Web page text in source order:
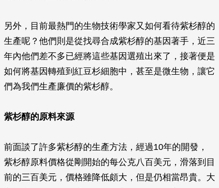
另外，目前最熱門的生物技術學家又如何看待紫杉醇的
生產呢？他們則是從找尋合成紫杉醇的基因著手，近三
年內他們差不多已經將這些基因選殖出來了，接著便是
如何將基因轉殖到紅豆杉細胞中，甚至是微生物，讓它
們為我們生產廉價的紫杉醇。
紫杉醇的原料來源
前面談了許多紫杉醇的生產方法，經過10年的開發，
紫杉醇原料價格從剛開始的每公克八百美元，滑落到目
前的三百美元，價格雖降低頗大，但是仍相當昂貴。大